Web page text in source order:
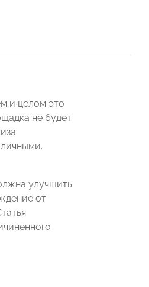
и целом это
не будет
улучшить
от